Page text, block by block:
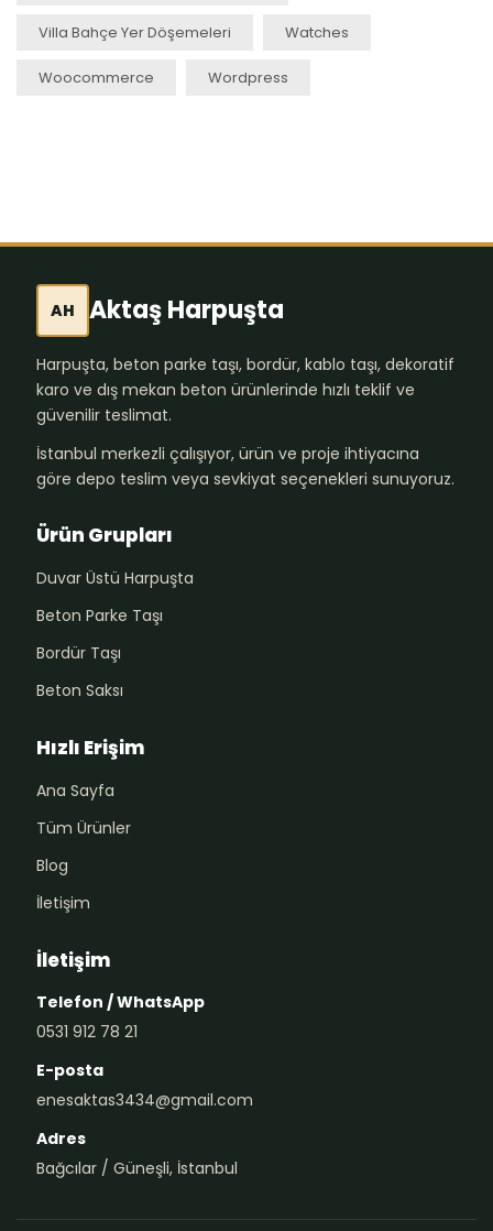
Villa Bahçe Yer Döşemeleri Watches
Woocommerce Wordpress
AH Aktaş Harpuşta
Harpuşta, beton parke taşı, bordür, kablo taşı, dekoratif
karo ve dış mekan beton ürünlerinde hızlı teklif ve
güvenilir teslimat.
İstanbul merkezli çalışıyor, ürün ve proje ihtiyacına
göre depo teslim veya sevkiyat seçenekleri sunuyoruz.
Ürün Grupları
Duvar Üstü Harpuşta
Beton Parke Taşı
Bordür Taşı
Beton Saksı
Hızlı Erişim
Ana Sayfa
Tüm Ürünler
Blog
İletişim
İletişim
Telefon / WhatsApp
0531 912 78 21
E-posta
enesaktas3434@gmail.com
Adres
Bağcılar / Güneşli, İstanbul